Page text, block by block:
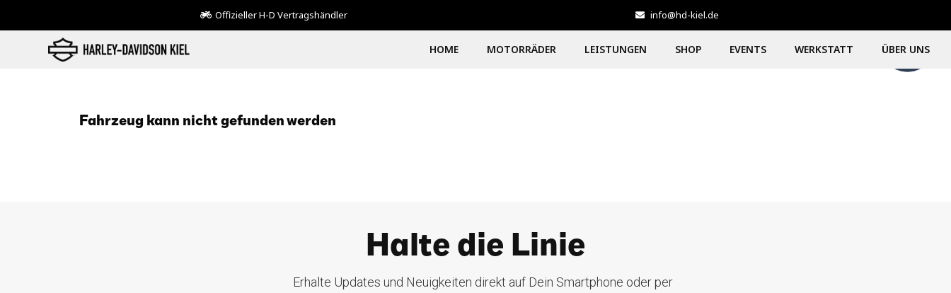
Offizieller H-D Vertragshändler info@hd-kiel.de
HOME MOTORRÄDER LEISTUNGEN SHOP EVENTS WERKSTATT ÜBER UNS
Fahrzeug kann nicht gefunden werden
Halte die Linie
Erhalte Updates und Neuigkeiten direkt auf Dein Smartphone oder per